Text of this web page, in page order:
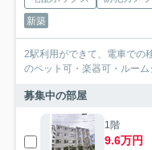
新築
2駅利用ができて、電車での
のペット可・楽器可・ルー
募集中の部屋
1階
9.6万円